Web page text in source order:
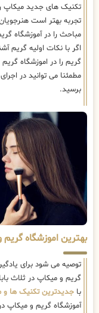
تکنیک های جدید میکاپ
تجربه بهتر است
مباحث را در آموزشگاه
اگر با نکات اولیه
گریم را در اموزشگاه
مطمئنا می توانید در
برسید.
بهترین اموزشگاه گریم
توصیه می شود برای
گریم و میکاپ در ثلاث
باجدیدترین تکنیک ها و
آموزشگاه گریم و میکاپ